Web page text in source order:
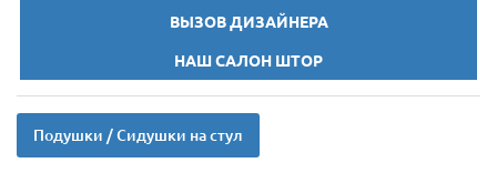
ВЫЗОВ ДИЗАЙНЕРА
НАШ САЛОН ШТОР
Подушки / Сидушки на стул